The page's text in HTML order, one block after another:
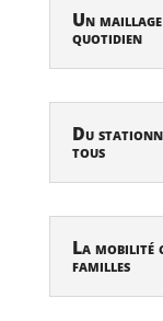
Un
quotidien
Du
tous
La mobilité
familles